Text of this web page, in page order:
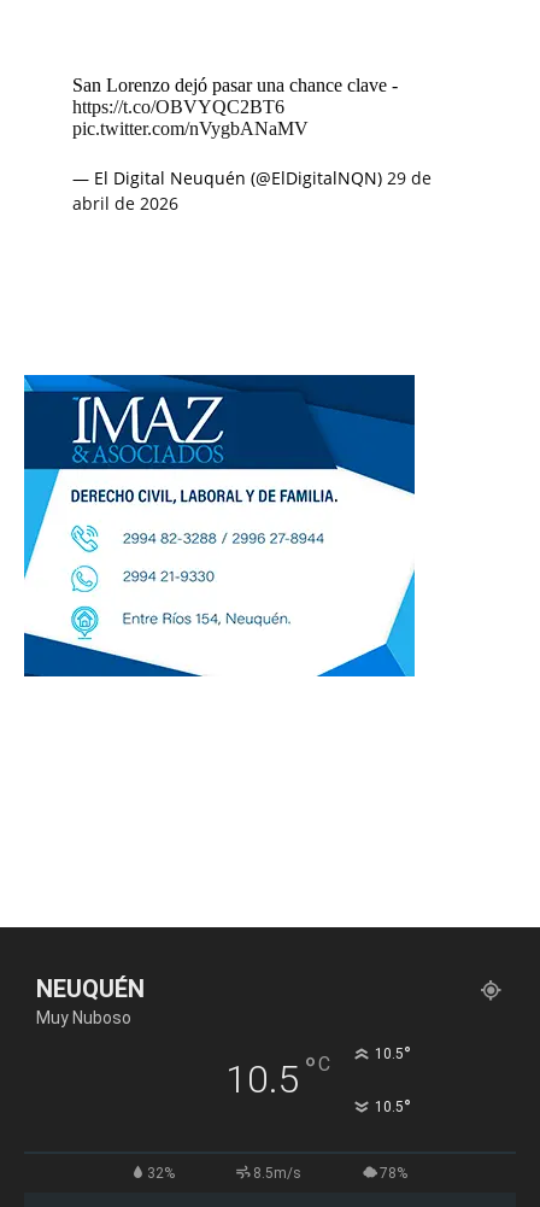
San Lorenzo dejó pasar una chance clave -
https://t.co/OBVYQC2BT6
pic.twitter.com/nVygbANaMV
— El Digital Neuquén (@ElDigitalNQN) 29 de
abril de 2026
NEUQUÉN
Muy Nuboso
10.5 °C 10.5°
10.5°
32% 8.5m/s 78%